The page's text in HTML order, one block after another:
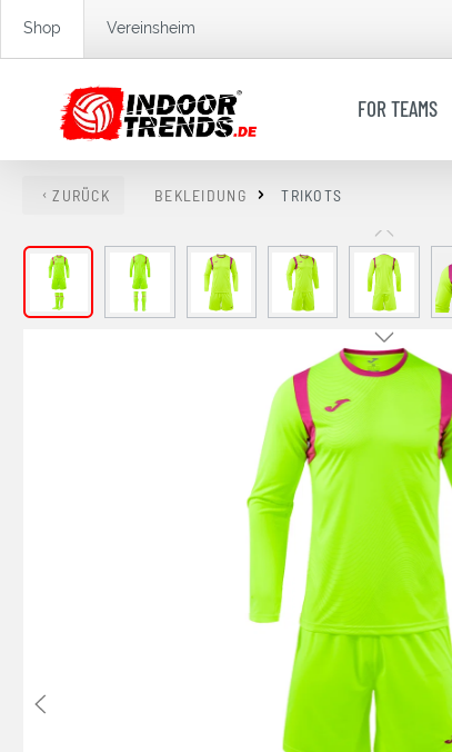
Zur Hauptnavigation springen
Shop Vereinsheim
FOR TEAMS
ZURÜCK BEKLEIDUNG TRIKOTS
Bildergalerie überspringen